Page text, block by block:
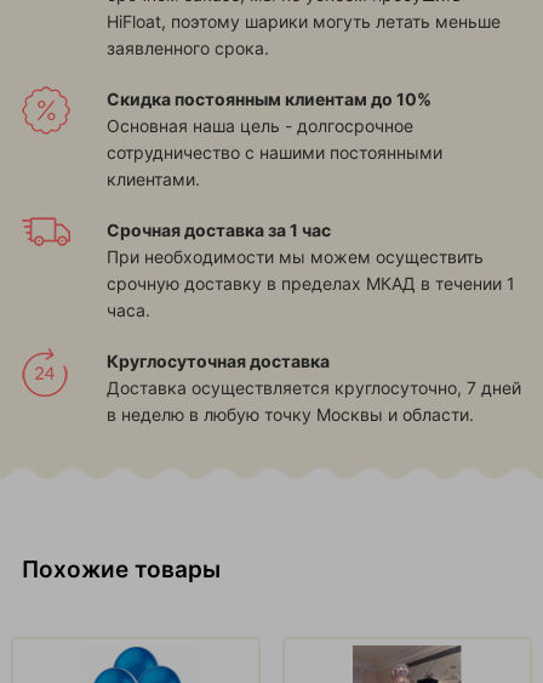
HiFloat, поэтому шарики могуть летать меньше
заявленного срока.
Скидка постоянным клиентам до 10%
Основная наша цель - долгосрочное
сотрудничество с нашими постоянными
клиентами.
Срочная доставка за 1 час
При необходимости мы можем осуществить
срочную доставку в пределах МКАД в течении 1
часа.
Круглосуточная доставка
Доставка осуществляется круглосуточно, 7 дней
в неделю в любую точку Москвы и области.
Похожие товары